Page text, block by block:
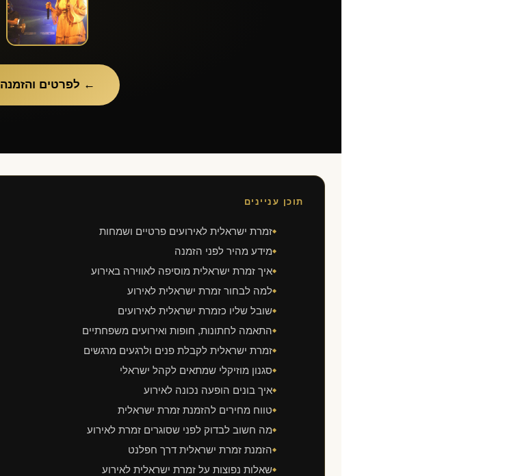
← לפרטים והזמנה
תוכן עניינים
◆זמרת ישראלית לאירועים פרטיים ושמחות
◆מידע מהיר לפני הזמנה
◆איך זמרת ישראלית מוסיפה לאווירה באירוע
◆למה לבחור זמרת ישראלית לאירוע
◆שובל שליו כזמרת ישראלית לאירועים
◆התאמה לחתונות, חופות ואירועים משפחתיים
◆זמרת ישראלית לקבלת פנים ולרגעים מרגשים
◆סגנון מוזיקלי שמתאים לקהל ישראלי
◆איך בונים הופעה נכונה לאירוע
◆טווח מחירים להזמנת זמרת ישראלית
◆מה חשוב לבדוק לפני שסוגרים זמרת לאירוע
◆הזמנת זמרת ישראלית דרך חפלנט
◆שאלות נפוצות על זמרת ישראלית לאירוע